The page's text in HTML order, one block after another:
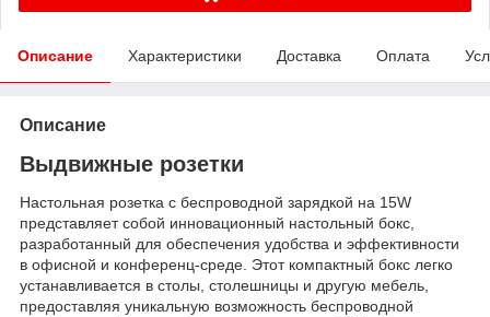
Описание Характеристики Доставка Оплата
Описание
Выдвижные розетки
Настольная розетка с беспроводной зарядкой на 15W
представляет собой инновационный настольный бокс,
разработанный для обеспечения удобства и эффективности
в офисной и конференц-среде. Этот компактный бокс легко
устанавливается в столы, столешницы и другую мебель,
предоставляя уникальную возможность беспроводной